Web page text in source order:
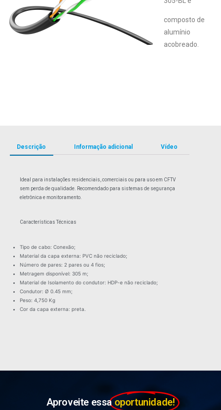
composto de
alumínio
acobreado.
Descrição Informação adicional Vídeo
Ideal para instalações residenciais, comerciais ou para uso em CFTV
sem perda de qualidade. Recomendado para sistemas de segurança
eletrônica e monitoramento.
Características Técnicas
Tipo de cabo: Conexão;
Material da capa externa: PVC não reciclado;
Número de pares: 2 pares ou 4 fios;
Metragem disponível: 305 m;
Material de Isolamento do condutor: HDP-e não reciclado;
Condutor: Ø 0.45 mm;
Peso: 4,750 Kg
Cor da capa externa: preta.
Aproveite essa oportunidade!